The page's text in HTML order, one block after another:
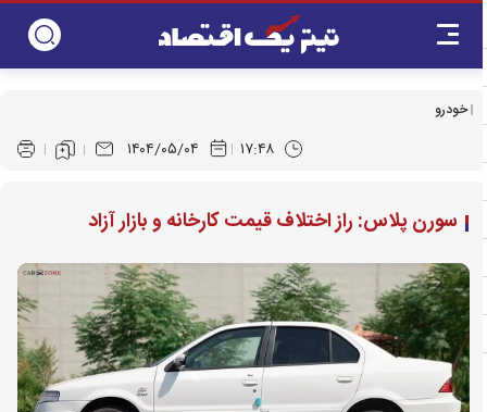
خودرو
۱۴۰۴/۰۵/۰۴ ۱۷:۴۸
سورن پلاس: راز اختلاف قیمت کارخانه و بازار آزاد